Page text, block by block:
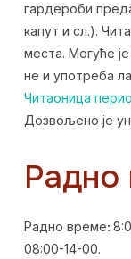
гардероби
капут и сл.).
места. Могуће
не и употреба
Читаоница
Дозвољено је
Радно
Радно време:
08:00-14-00.